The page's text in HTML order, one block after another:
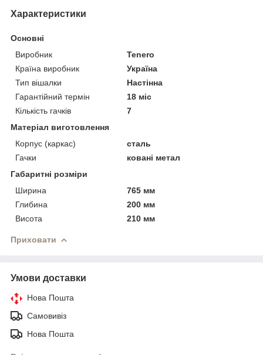
Характеристики
Основні
Виробник
Tenero
Країна виробник
Україна
Тип вішалки
Настінна
Гарантійний термін
18 міс
Кількість гачків
7
Матеріал виготовлення
Корпус (каркас)
сталь
Гачки
ковані метал
Габаритні розміри
Ширина
765 мм
Глибина
200 мм
Висота
210 мм
Приховати
Умови доставки
Нова Пошта
Самовивіз
Нова Пошта